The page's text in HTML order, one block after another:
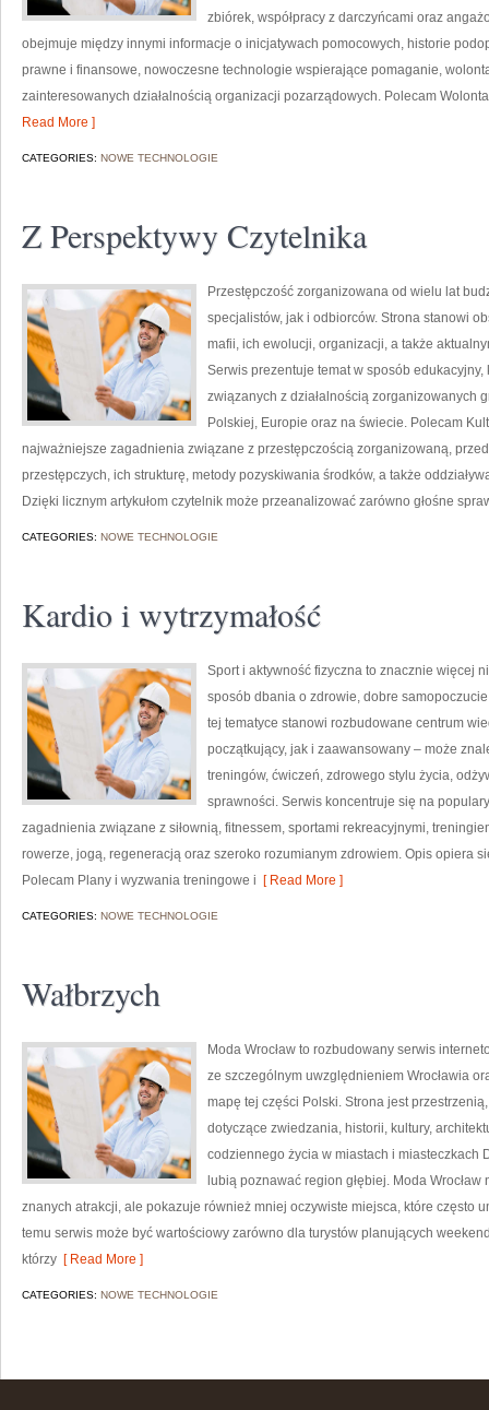
zbiórek, współpracy z darczyńcami oraz
obejmuje między innymi informacje o inicjatywach pomocowych, historie
prawne i finansowe, nowoczesne technologie wspierające pomaganie,
zainteresowanych działalnością organizacji pozarządowych. Polecam
Read More ]
CATEGORIES: NOWE TECHNOLOGIE
Z Perspektywy Czytelnika
Przestępczość zorganizowana od wielu lat
specjalistów, jak i odbiorców. Strona stanowi
mafii, ich ewolucji, organizacji, a także
Serwis prezentuje temat w sposób
związanych z działalnością zorganizowanych
Polskiej, Europie oraz na świecie. Polecam
najważniejsze zagadnienia związane z przestępczością zorganizowaną,
przestępczych, ich strukturę, metody pozyskiwania środków, a także
Dzięki licznym artykułom czytelnik może przeanalizować zarówno głośne
CATEGORIES: NOWE TECHNOLOGIE
Kardio i wytrzymałość
Sport i aktywność fizyczna to znacznie więcej
sposób dbania o zdrowie, dobre
tej tematyce stanowi rozbudowane centrum
początkujący, jak i zaawansowany – może
treningów, ćwiczeń, zdrowego stylu życia,
sprawności. Serwis koncentruje się na
zagadnienia związane z siłownią, fitnessem, sportami rekreacyjnymi,
rowerze, jogą, regeneracją oraz szeroko rozumianym zdrowiem. Opis opiera
Polecam Plany i wyzwania treningowe i [ Read More ]
CATEGORIES: NOWE TECHNOLOGIE
Wałbrzych
Moda Wrocław to rozbudowany serwis
ze szczególnym uwzględnieniem Wrocławia
mapę tej części Polski. Strona jest
dotyczące zwiedzania, historii, kultury,
codziennego życia w miastach i miasteczkach
lubią poznawać region głębiej. Moda
znanych atrakcji, ale pokazuje również mniej oczywiste miejsca, które często
temu serwis może być wartościowy zarówno dla turystów planujących
którzy [ Read More ]
CATEGORIES: NOWE TECHNOLOGIE